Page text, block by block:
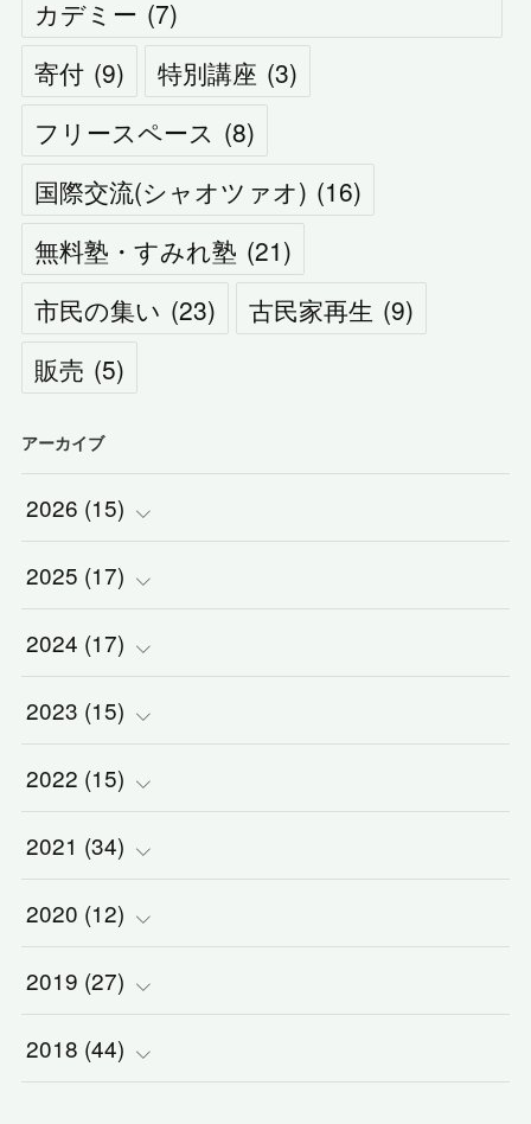
カデミー (7)
寄付 (9) 特別講座 (3)
フリースペース (8)
国際交流(シャオツァオ) (16)
無料塾・すみれ塾 (21)
市民の集い (23) 古民家再生 (9)
販売 (5)
アーカイブ
2026 (15)
(1)
(1)
(3)
(3)
(5)
(2)
2025 (17)
(2)
(1)
(1)
(2)
(3)
(5)
(2)
2024 (17)
(2)
(5)
(1)
(5)
(2)
(1)
2023 (15)
(3)
(1)
(1)
(2)
(3)
2022 (15)
(2)
(2)
(1)
(3)
2021 (34)
(2)
(1)
(7)
2020 (12)
(1)
(1)
2019 (27)
(4)
2018 (44)